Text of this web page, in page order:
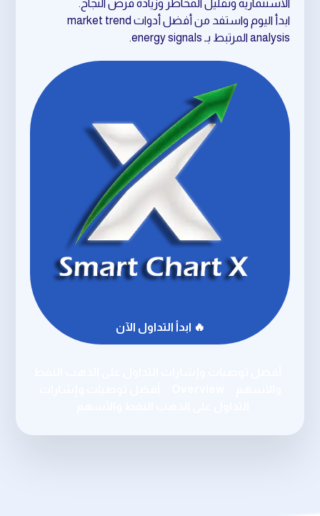
الاستثمارية وتقليل المخاطر وزيادة فرص النجاح.
ابدأ اليوم واستفد من أفضل أدوات market trend
analysis المرتبط بـ energy signals.
🔥 ابدأ التداول الآن